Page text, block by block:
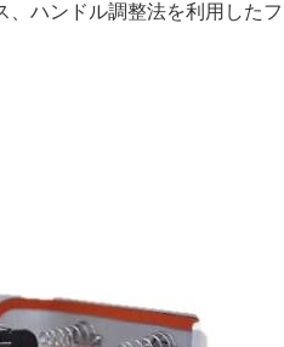
ハンドル調整法を利用したフ